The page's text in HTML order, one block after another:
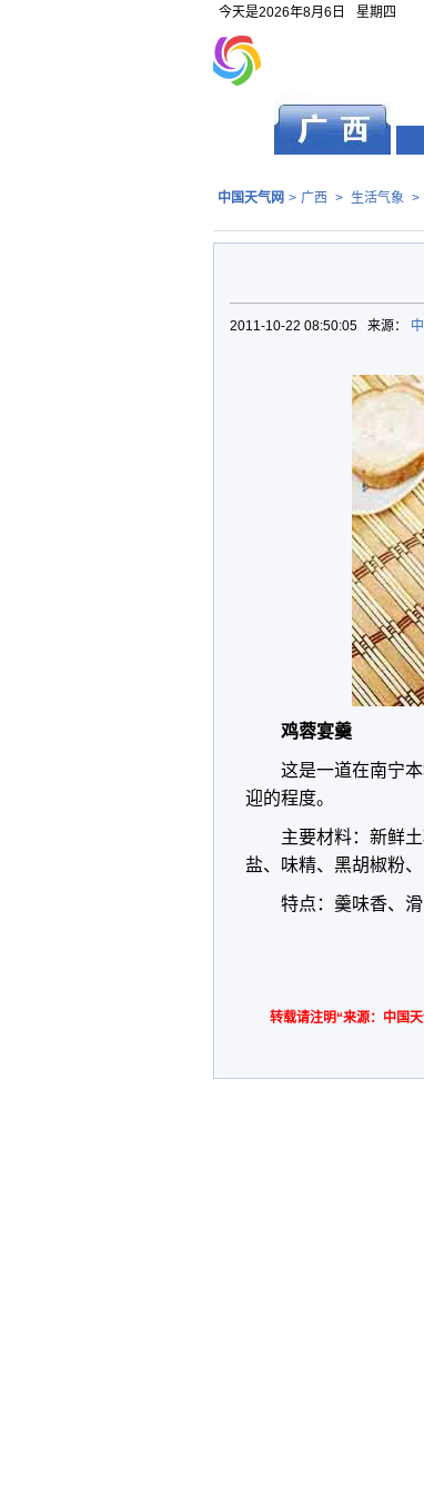
今天是2026年8月6日 星期四
中国天气网 > 广西 > 生活气象 >
2011-10-22 08:50:05 来源：
鸡蓉宴羹
这是一道在南宁
迎的程度。
主要材料：新鲜
盐、味精、黑胡椒粉、
特点：羹味香、
转载请注明“来源：中国天